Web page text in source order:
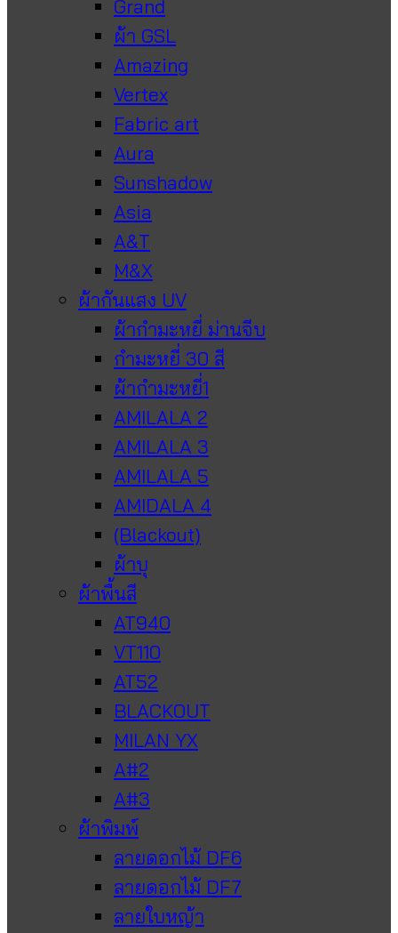
Grand
ผ้า GSL
Amazing
Vertex
Fabric art
Aura
Sunshadow
Asia
A&T
M&X
ผ้ากันแสง UV
ผ้ากำมะหยี่ ม่านจีบ
กำมะหยี่ 30 สี
ผ้ากำมะหยี่1
AMILALA 2
AMILALA 3
AMILALA 5
AMIDALA 4
(Blackout)
ผ้าบุ
ผ้าพื้นสี
AT940
VT110
AT52
BLACKOUT
MILAN YX
A#2
A#3
ผ้าพิมพ์
ลายดอกไม้ DF6
ลายดอกไม้ DF7
ลายใบหญ้า